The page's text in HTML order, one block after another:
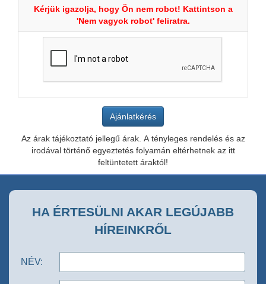
Kérjük igazolja, hogy Ön nem robot! Kattintson a
'Nem vagyok robot' feliratra.
Az árak tájékoztató jellegű árak. A tényleges rendelés és az
irodával történő egyeztetés folyamán eltérhetnek az itt
feltüntetett áraktól!
HA ÉRTESÜLNI AKAR LEGÚJABB
HÍREINKRŐL
NÉV: